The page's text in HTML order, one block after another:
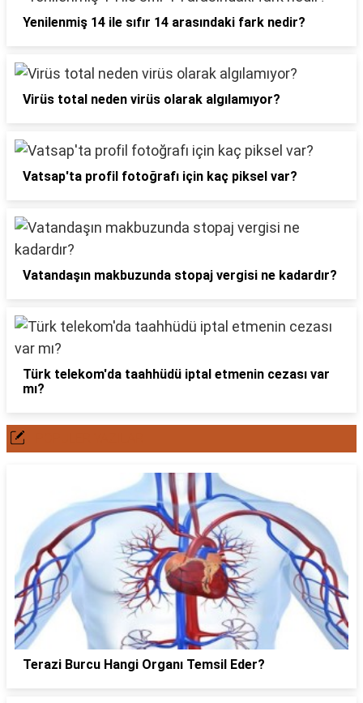
Yenilenmiş 14 ile sıfır 14 arasındaki fark nedir?
Virüs total neden virüs olarak algılamıyor?
Vatsap'ta profil fotoğrafı için kaç piksel var?
Vatandaşın makbuzunda stopaj vergisi ne kadardır?
Türk telekom'da taahhüdü iptal etmenin cezası var
mı?
Terazi Burcu Hangi Organı Temsil Eder?